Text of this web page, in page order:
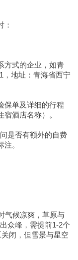
：
方式的企业，如青
，地址：青海省西宁
保单及详细的行程
酒店名称）。
是否有额外的自费
。
气候凉爽，草原与
众峰，需提前1-2个
闭，但雪景与星空